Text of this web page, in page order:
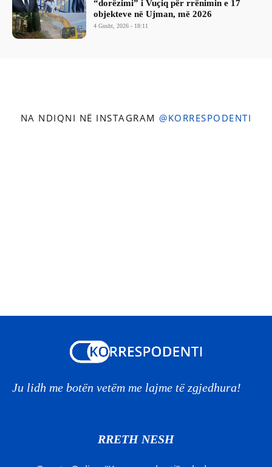
“dorëzimi” i Vuçiq për rrënimin e 17
objekteve në Ujman, më 2026
4 Gusht, 2026 - 18:11
NA NDIQNI NË INSTAGRAM @KORRESPODENTI
Ju lidh me botën vetëm me lajme të zgjedhura!
RRETH NESH